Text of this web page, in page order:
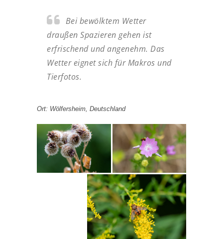
Bei bewölktem Wetter
draußen Spazieren gehen ist
erfrischend und angenehm. Das
Wetter eignet sich für Makros und
Tierfotos.
Ort: Wölfersheim, Deutschland